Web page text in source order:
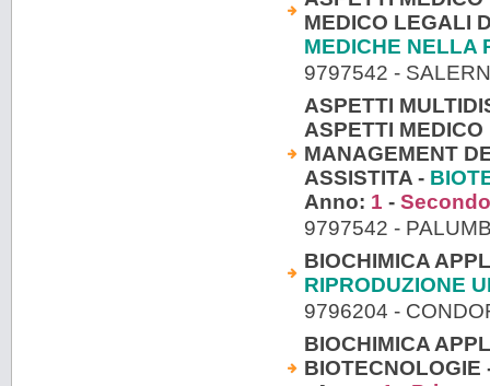
MEDICO LEGALI
MEDICHE NELLA
9797542 -
ASPETTI
ASPETTI
MANAGEMENT
ASSISTITA -
Anno: 1 -
9797542 -
BIOCHIMICA
RIPRODUZIONE
9796204 -
BIOCHIMICA
BIOTECNOLOGIE